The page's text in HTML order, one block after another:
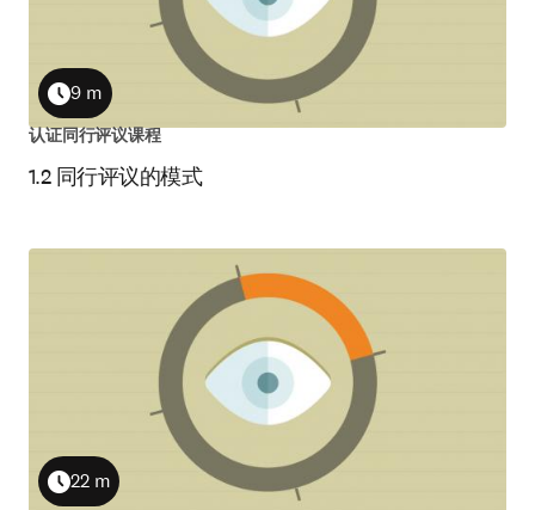
1.2 同行评议的模式
Duration
9 m
认证同行评议课程
Duration
22 m